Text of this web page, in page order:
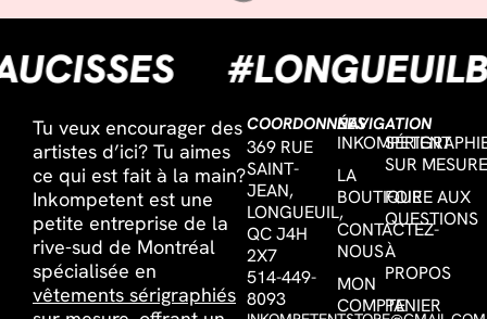
Tu veux encourager des
artistes d’ici? Tu aimes
ce qui est fait à la main?
Inkompetent est une
petite entreprise de la
rive-sud de Montréal
spécialisée en
vêtements sérigraphiés
COORDONNÉES
369 RUE
SAINT-
JEAN,
LONGUEUIL,
QC J4H
2X7
514-449-
8093
NAVIGATION
INKOMPETENT
LA
BOUTIQUE
CONTACTEZ-
NOUS
MON
COMPTE
SUR
FOIRE AUX
QUESTIONS
À
PROPOS
PANIER